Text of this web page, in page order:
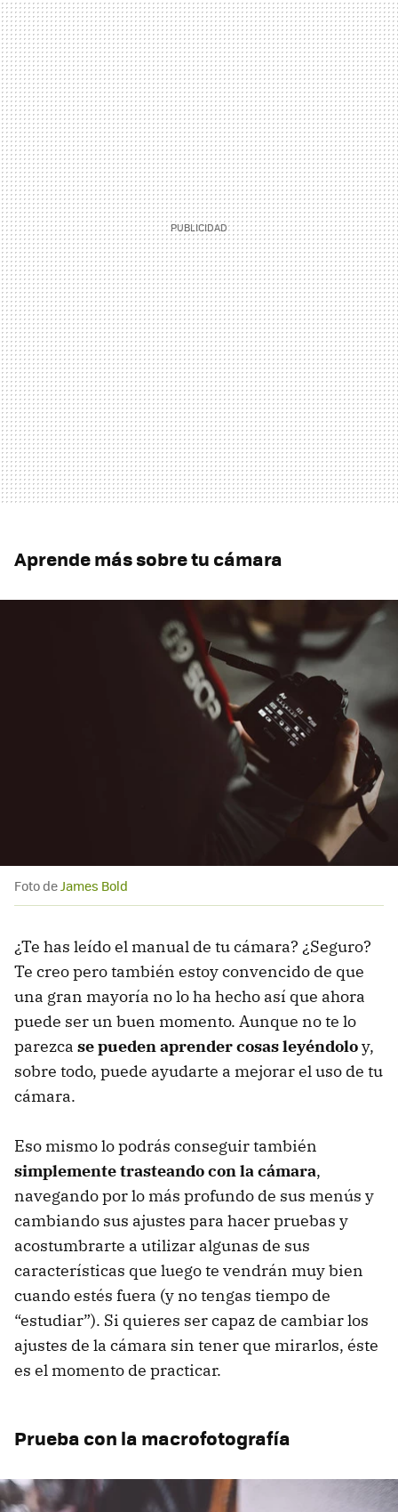
Aprende más sobre tu cámara
Foto de James Bold
¿Te has leído el manual de tu cámara? ¿Seguro?
Te creo pero también estoy convencido de que
una gran mayoría no lo ha hecho así que ahora
puede ser un buen momento. Aunque no te lo
parezca se pueden aprender cosas leyéndoloy,
sobre todo, puede ayudarte a mejorar el uso de tu
cámara.
Eso mismo lo podrás conseguir también
simplemente trasteando con la cámara,
navegando por lo más profundo de sus menús y
cambiando sus ajustes para hacer pruebas y
acostumbrarte a utilizar algunas de sus
características que luego te vendrán muy bien
cuando estés fuera (y no tengas tiempo de
“estudiar”). Si quieres ser capaz de cambiar los
ajustes de la cámara sin tener que mirarlos, éste
es el momento de practicar.
Prueba con la macrofotografía